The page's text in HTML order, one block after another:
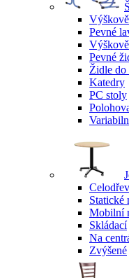
Pevné
Pevné
Židle do
Katedry
PC stoly
Statické
Mobilní
Skládací
Na
Zvýšené